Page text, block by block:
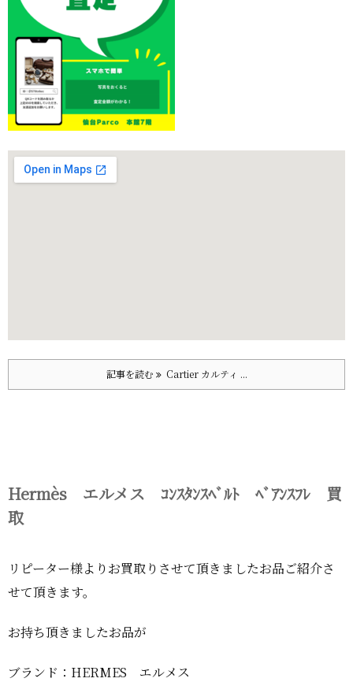
記事を読む Cartier カルティ ...
Hermès エルメス ｺﾝｽﾀﾝｽﾍﾞﾙﾄ ﾍﾞｱﾝｽﾌﾚ 買
取
リピーター様よりお買取りさせて頂きましたお品ご紹介さ
せて頂きます。
お持ち頂きましたお品が
ブランド：HERMES エルメス